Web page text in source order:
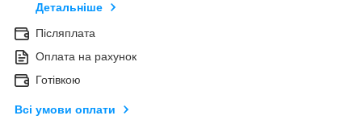
Детальніше
Післяплата
Оплата на рахунок
Готівкою
Всі умови оплати